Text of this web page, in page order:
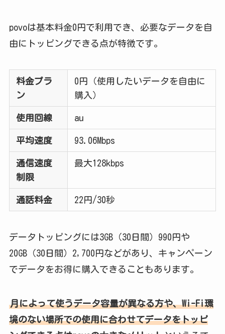
povoは基本料金0円で利用でき、必要なデータを自
由にトッピングできる点が特徴です。
料金プラ
ン
0円（使用したいデータを自由に
購入）
使用回線 au
平均速度 93.06Mbps
通信速度
制限
最大128kbps
通話料金 22円/30秒
データトッピングには3GB（30日間）990円や
20GB（30日間）2,700円などがあり、キャンペーン
でデータをお得に購入できることもあります。
月によって使うデータ容量が異なる方や、Wi-Fi環
境のない場所での使用に合わせてデータをトッピ